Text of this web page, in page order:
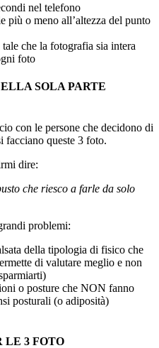
nel telefono
più o meno all’altezza del punto
che la fotografia sia intera
foto
SOLA PARTE
con le persone che decidono di
facciano queste 3 foto.
dire:
che riesco a farle da solo
problemi:
della tipologia di fisico che
di valutare meglio e non
o posture che NON fanno
posturali (o adiposità)
LE 3 FOTO